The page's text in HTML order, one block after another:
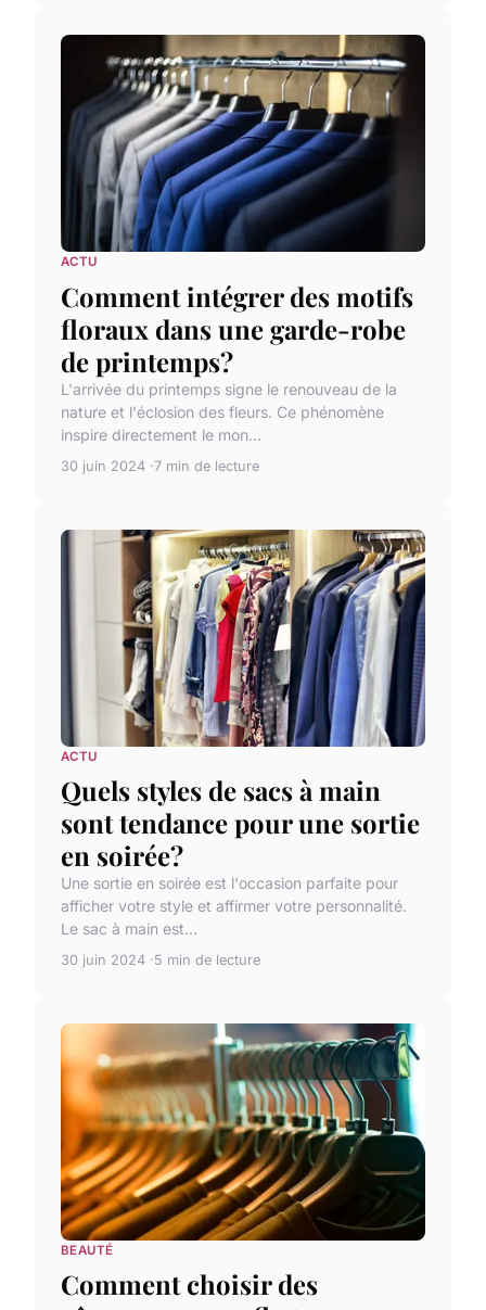
ACTU
Comment intégrer des motifs
floraux dans une garde-robe
de printemps?
L'arrivée du printemps signe le renouveau de la
nature et l'éclosion des fleurs. Ce phénomène
inspire directement le mon...
30 juin 2024 7 min de lecture
ACTU
Quels styles de sacs à main
sont tendance pour une sortie
en soirée?
Une sortie en soirée est l'occasion parfaite pour
afficher votre style et affirmer votre personnalité.
Le sac à main est...
30 juin 2024 5 min de lecture
BEAUTÉ
Comment choisir des